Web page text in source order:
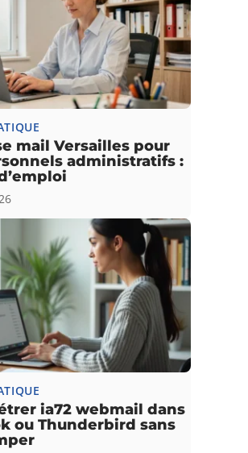
mail Versailles pour
administratifs :
ia72 webmail dans
ou Thunderbird sans